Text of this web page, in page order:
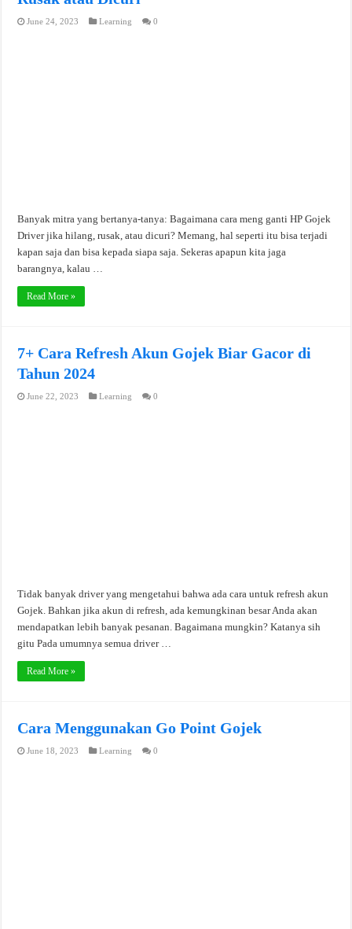
June 24, 2023 Learning 0
Banyak mitra yang bertanya-tanya: Bagaimana cara meng ganti HP Gojek
Driver jika hilang, rusak, atau dicuri? Memang, hal seperti itu bisa terjadi
kapan saja dan bisa kepada siapa saja. Sekeras apapun kita jaga
barangnya, kalau …
Read More »
7+ Cara Refresh Akun Gojek Biar Gacor di
Tahun 2024
June 22, 2023 Learning 0
Tidak banyak driver yang mengetahui bahwa ada cara untuk refresh akun
Gojek. Bahkan jika akun di refresh, ada kemungkinan besar Anda akan
mendapatkan lebih banyak pesanan. Bagaimana mungkin? Katanya sih
gitu Pada umumnya semua driver …
Read More »
Cara Menggunakan Go Point Gojek
June 18, 2023 Learning 0